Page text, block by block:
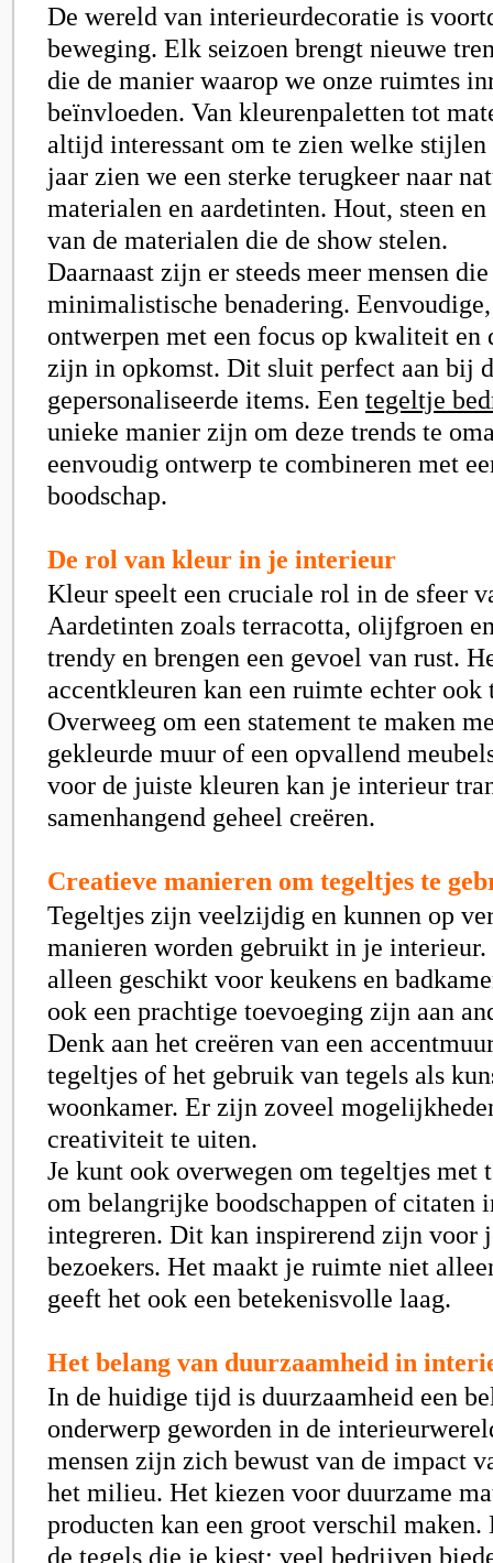
De wereld van interieurdecoratie is
beweging. Elk seizoen brengt nieuwe
die de manier waarop we onze ruimtes
beïnvloeden. Van kleurenpaletten tot
altijd interessant om te zien welke
jaar zien we een sterke terugkeer naar
materialen en aardetinten. Hout, steen
van de materialen die de show stelen.
Daarnaast zijn er steeds meer mensen
minimalistische benadering.
ontwerpen met een focus op kwaliteit en
zijn in opkomst. Dit sluit perfect aan bij
gepersonaliseerde items. Een tegeltje
unieke manier zijn om deze trends te
eenvoudig ontwerp te combineren met
boodschap.
De rol van kleur in je interieur
Kleur speelt een cruciale rol in de sfeer
Aardetinten zoals terracotta, olijfgroen
trendy en brengen een gevoel van rust.
accentkleuren kan een ruimte echter ook
Overweeg om een statement te maken
gekleurde muur of een opvallend
voor de juiste kleuren kan je interieur
samenhangend geheel creëren.
Creatieve manieren om tegeltjes te
Tegeltjes zijn veelzijdig en kunnen op
manieren worden gebruikt in je
alleen geschikt voor keukens en
ook een prachtige toevoeging zijn aan
Denk aan het creëren van een
tegeltjes of het gebruik van tegels als
woonkamer. Er zijn zoveel
creativiteit te uiten.
Je kunt ook overwegen om tegeltjes met
om belangrijke boodschappen of citaten
integreren. Dit kan inspirerend zijn voor
bezoekers. Het maakt je ruimte niet
geeft het ook een betekenisvolle laag.
Het belang van duurzaamheid in
In de huidige tijd is duurzaamheid een
onderwerp geworden in de
mensen zijn zich bewust van de impact
het milieu. Het kiezen voor duurzame
producten kan een groot verschil
de tegels die je kiest; veel bedrijven